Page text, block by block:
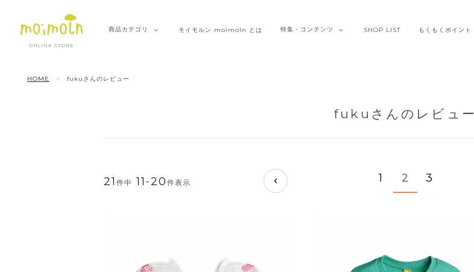
ONLINE STORE
商品カテゴリ モイモルン moimoln とは 特集・ コンテンツ SHOP LIST もくもくポイント
HOME fukuさんのレビュー
fukuさんのレビュー
21 件中 11-20 件表示 1 2 3